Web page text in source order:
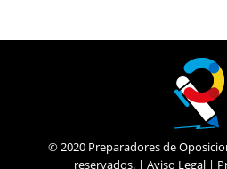
© 2020 Preparadores de
reservados. | Aviso Legal|